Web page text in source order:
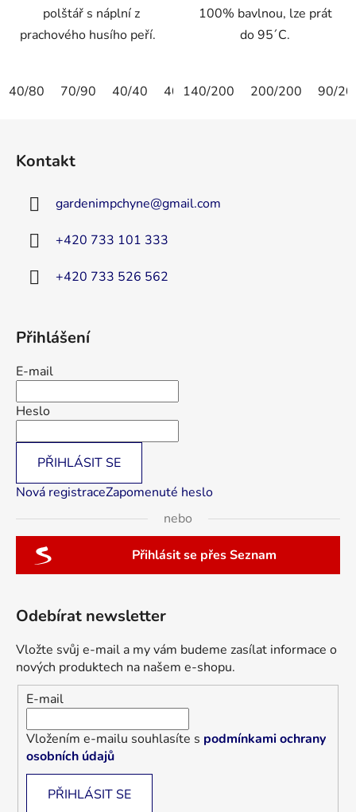
polštář s náplní z
prachového husího peří.
40/80 70/90 40/40 40/60 60/80 50/50
100% bavlnou, lze prát
do 95´C.
140/200 200/200 90/
Kontakt
gardenimpchyne@gmail.com
+420 733 101 333
+420 733 526 562
Přihlášení
E-mail
Heslo
PŘIHLÁSIT SE
Nová registraceZapomenuté heslo
nebo
Přihlásit se přes Seznam
Odebírat newsletter
Vložte svůj e-mail a my vám budeme zasílat informace o
nových produktech na našem e-shopu.
E-mail
Vložením e-mailu souhlasíte s podmínkami ochrany
osobních údajů
PŘIHLÁSIT SE